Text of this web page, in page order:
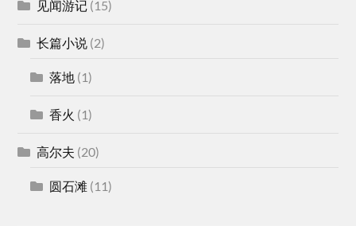
见闻游记 (15)
长篇小说 (2)
落地 (1)
香火 (1)
高尔夫 (20)
圆石滩 (11)